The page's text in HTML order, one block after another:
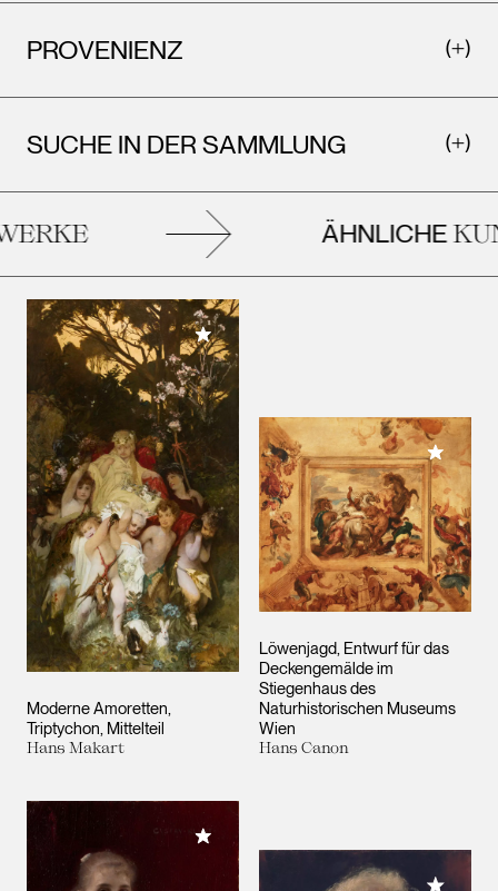
PROVENIENZ
SUCHE IN DER SAMMLUNG
ÄHNLICHE
Moderne Amoretten,
Triptychon, Mittelteil
Hans Makart
Meiner Sammlung hinzufügen
Löwenjagd, Entwurf für das
Deckengemälde im
Stiegenhaus des
Naturhistorischen Museums
Wien
Hans Canon
Meiner
Meiner Sammlung hinzufügen
Meiner